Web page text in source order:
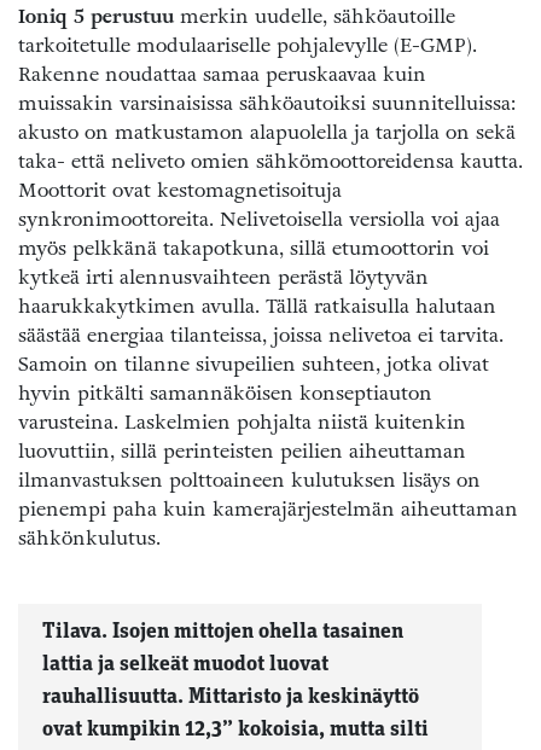
Ioniq 5 perustuu merkin uudelle, sähköautoille
tarkoitetulle modulaariselle pohjalevylle (E-GMP).
Rakenne noudattaa samaa peruskaavaa kuin
muissakin varsinaisissa sähköautoiksi suunnitelluissa:
akusto on matkustamon alapuolella ja tarjolla on sekä
taka- että neliveto omien sähkömoottoreidensa kautta.
Moottorit ovat kestomagnetisoituja
synkronimoottoreita. Nelivetoisella versiolla voi ajaa
myös pelkkänä takapotkuna, sillä etumoottorin voi
kytkeä irti alennusvaihteen perästä löytyvän
haarukkakytkimen avulla. Tällä ratkaisulla halutaan
säästää energiaa tilanteissa, joissa nelivetoa ei tarvita.
Samoin on tilanne sivupeilien suhteen, jotka olivat
hyvin pitkälti samannäköisen konseptiauton
varusteina. Laskelmien pohjalta niistä kuitenkin
luovuttiin, sillä perinteisten peilien aiheuttaman
ilmanvastuksen polttoaineen kulutuksen lisäys on
pienempi paha kuin kamerajärjestelmän aiheuttaman
sähkönkulutus.
Tilava. Isojen mittojen ohella tasainen
lattia ja selkeät muodot luovat
rauhallisuutta. Mittaristo ja keskinäyttö
ovat kumpikin 12,3” kokoisia, mutta silti